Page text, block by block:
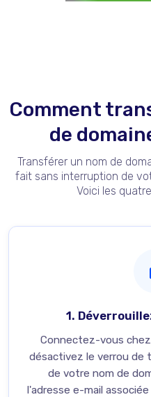
Comment
de
Transférer un nom de
fait sans interruption de
Voici les
1.
Connectez-vous
désactivez le verrou de
de votre nom de
l'adresse e-mail